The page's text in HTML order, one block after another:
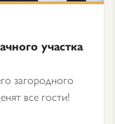
участка
загородного
все гости!